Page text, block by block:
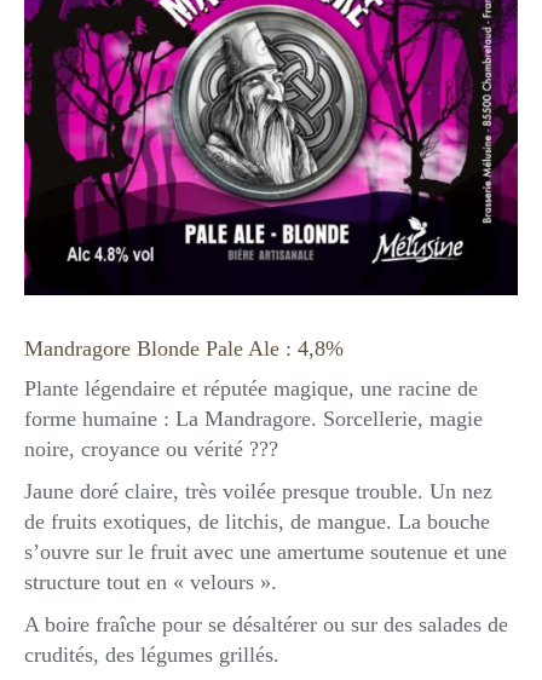
Mandragore Blonde Pale Ale : 4,8%
Plante légendaire et réputée magique, une racine de
forme humaine : La Mandragore. Sorcellerie, magie
noire, croyance ou vérité ???
Jaune doré claire, très voilée presque trouble. Un nez
de fruits exotiques, de litchis, de mangue. La bouche
s’ouvre sur le fruit avec une amertume soutenue et une
structure tout en « velours ».
A boire fraîche pour se désaltérer ou sur des salades de
crudités, des légumes grillés.